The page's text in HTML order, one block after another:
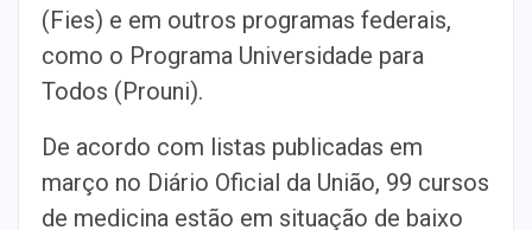
(Fies) e em outros programas federais,
como o Programa Universidade para
Todos (Prouni).
De acordo com listas publicadas em
março no Diário Oficial da União, 99 cursos
de medicina estão em situação de baixo